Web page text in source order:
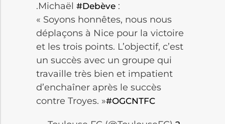
.Michaël #Debève :
« Soyons honnêtes, nous nous
déplaçons à Nice pour la victoire
et les trois points. L’objectif, c’est
un succès avec un groupe qui
travaille très bien et impatient
d’enchaîner après le succès
contre Troyes. »#OGCNTFC